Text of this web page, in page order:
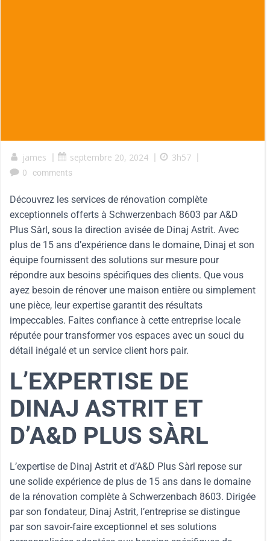
james | septembre 20, 2024 | 3h57 |
0
comments
Découvrez les services de rénovation complète
exceptionnels offerts à Schwerzenbach 8603 par A&D
Plus Sàrl, sous la direction avisée de Dinaj Astrit. Avec
plus de 15 ans d’expérience dans le domaine, Dinaj et son
équipe fournissent des solutions sur mesure pour
répondre aux besoins spécifiques des clients. Que vous
ayez besoin de rénover une maison entière ou simplement
une pièce, leur expertise garantit des résultats
impeccables. Faites confiance à cette entreprise locale
réputée pour transformer vos espaces avec un souci du
détail inégalé et un service client hors pair.
L’EXPERTISE DE
DINAJ ASTRIT ET
D’A&D PLUS SÀRL
L’expertise de Dinaj Astrit et d’A&D Plus Sàrl repose sur
une solide expérience de plus de 15 ans dans le domaine
de la rénovation complète à Schwerzenbach 8603. Dirigée
par son fondateur, Dinaj Astrit, l’entreprise se distingue
par son savoir-faire exceptionnel et ses solutions